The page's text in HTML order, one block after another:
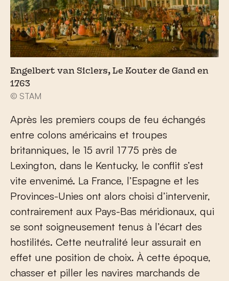
Engelbert van Siclers, Le Kouter de Gand en
1763
© STAM
Après les premiers coups de feu échangés
entre colons américains et troupes
britanniques, le 15 avril 1775 près de
Lexington, dans le Kentucky, le conflit s’est
vite envenimé. La France, l’Espagne et les
Provinces-Unies ont alors choisi d’intervenir,
contrairement aux Pays-Bas méridionaux, qui
se sont soigneusement tenus à l’écart des
hostilités. Cette neutralité leur assurait en
effet une position de choix. À cette époque,
chasser et piller les navires marchands de